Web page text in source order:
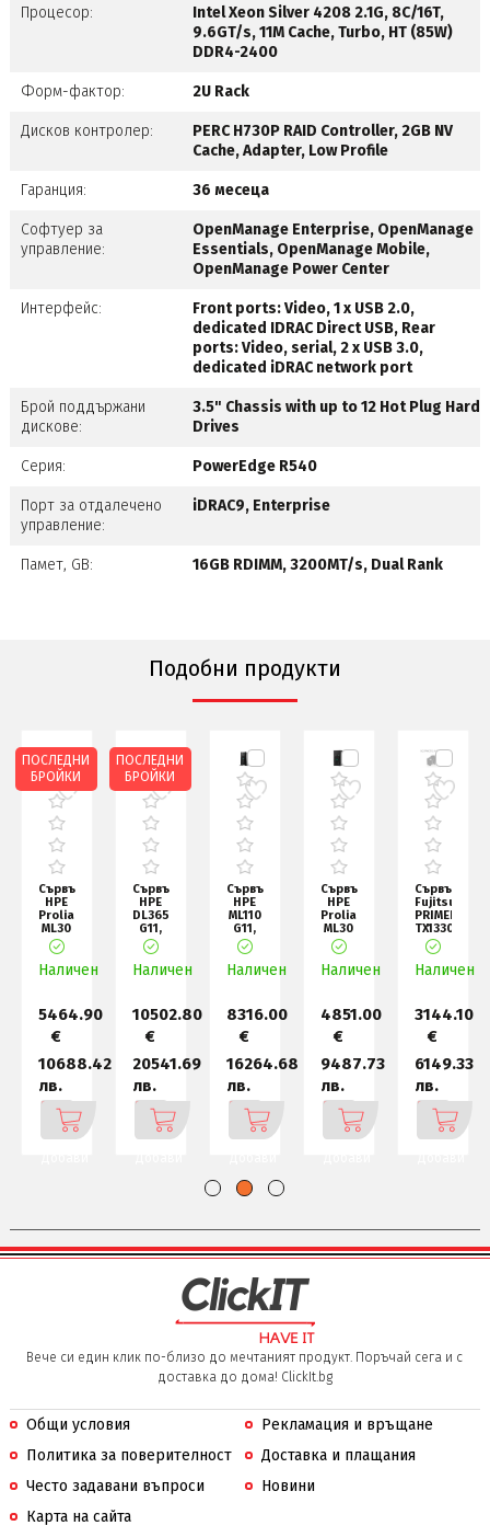
Процесор:
Intel Xeon Silver 4208 2.1G, 8C/16T,
9.6GT/s, 11M Cache, Turbo, HT (85W)
DDR4-2400
Форм-фактор: 2U Rack
Дисков контролер:
PERC H730P RAID Controller, 2GB NV
Cache, Adapter, Low Profile
Гаранция: 36 месеца
Софтуер за
управление:
OpenManage Enterprise, OpenManage
Essentials, OpenManage Mobile,
OpenManage Power Center
Интерфейс:
Front ports: Video, 1 x USB 2.0,
dedicated IDRAC Direct USB, Rear
ports: Video, serial, 2 x USB 3.0,
dedicated iDRAC network port
Брой поддържани
дискове:
3.5" Chassis with up to 12 Hot Plug Hard
Drives
Серия: PowerEdge R540
Порт за отдалечено
управление:
iDRAC9, Enterprise
Памет, GB: 16GB RDIMM, 3200MT/s, Dual Rank
Подобни продукти
Сървър
HPE
Proliant
ML30
G11,
Xeon
6325P,
Наличен
5464.90
€
10688.42
лв.
ПОСЛЕДНИ
БРОЙКИ
Сървър
HPE
DL365
G11,
AMD
EPYC
9115
Наличен
10502.80
€
20541.69
лв.
ПОСЛЕДНИ
БРОЙКИ
Сървър
HPE
ML110
G11,
Xeon
Silver
4510,
Наличен
8316.00
€
16264.68
лв.
Сървър
HPE
Proliant
ML30
G11,
Xeon
6325P,
Наличен
4851.00
€
9487.73
лв.
Сървър
Fujitsu
PRIMERGY
TX1330
M6, F,
RPSU,
ERP
Наличен
3144.10
€
6149.33
лв.
Вече си един клик по-близо до мечтаният продукт. Поръчай сега и с
доставка до дома! ClickIt.bg
Общи условия
Рекламация и връщане
Политика за поверителност
Доставка и плащания
Често задавани въпроси
Новини
Карта на сайта